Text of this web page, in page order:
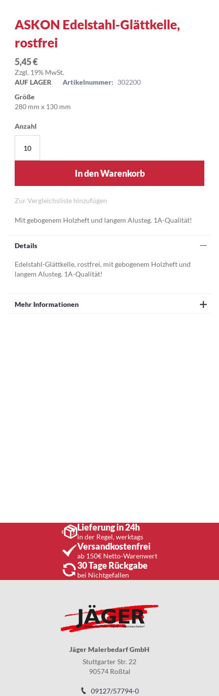
ASKON Edelstahl-Glättkelle,
rostfrei
5,45 €
Zzgl. 19% MwSt.
AUF LAGER
Artikelnummer: 302200
Größe
280 mm x 130 mm
Anzahl
In den Warenkorb
Zur Vergleichsliste hinzufügen
Mit gebogenem Holzheft und langem Alusteg. 1A-Qualität!
Zum
Anfang
der
Bildergalerie
springen
Details
Edelstahl-Glättkelle, rostfrei, mit gebogenem Holzheft und
langem Alusteg. 1A-Qualität!
Mehr Informationen
Lieferung in 24h
in der Regel, werktags
Versandkostenfrei
ab 150€ Netto-Warenwert
30 Tage Rückgabe
bei Nichtgefallen
Jäger Malerbedarf GmbH
Stuttgarter Str. 22
90574 Roßtal
09127/57794-0